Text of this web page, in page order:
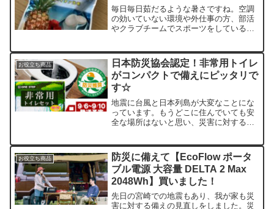
毎日毎日茹だるような暑さですね。空調
の効いていない環境や外仕事の方、部活
やクラブチームでスポーツをしているお
症対策や注意をしてくれてはいると思い
ますが、自分たちでもでき...
お役立ち商品
日本防災協会認定！非常用トイレ
がコンパクトで備えにピッタリで
す☆
地震に台風と日本列島が大変なことにな
っています。もうどこに住んでいても安
全な場所はないと思い、災害に対する備
崩壊した後の避難生活では、トイレの確
保が飲食物の確保と同じ程...
お役立ち商品
防災に備えて【EcoFlow ポータ
ブル電源 大容量 DELTA 2 Max
2048Wh】買いました！
先日の宮崎での地震もあり、我が家も災
害に対する備えの見直しをしました。災